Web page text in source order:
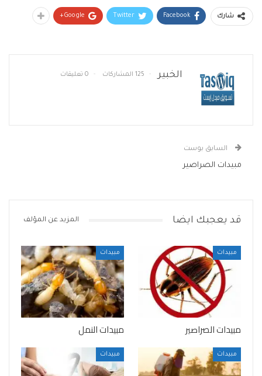
شارك Facebook
Twitter
Google+
الخبير 125 المشاركات 0 تعليقات
السابق بوست
مبيدات الصراصير
قد يعجبك ايضا المزيد عن المؤلف
مبيدات
مبيدات الصراصير
مبيدات
مبيدات النمل
مبيدات مبيدات